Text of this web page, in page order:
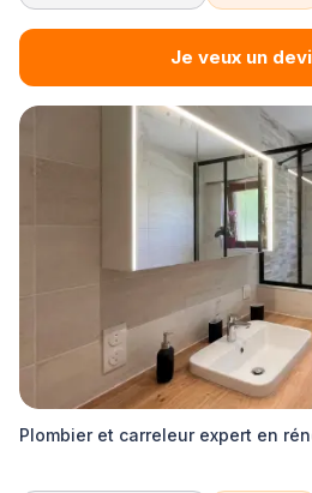
Je veux un
Plombier et carreleur expert en